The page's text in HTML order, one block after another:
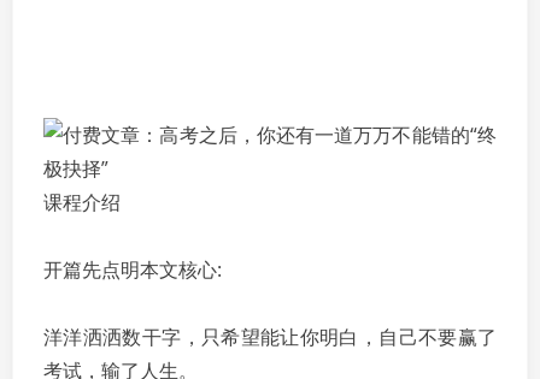
课程介绍
开篇先点明本文核心:
洋洋洒洒数干字，只希望能让你明白，自己不要赢了
考试，输了人生。